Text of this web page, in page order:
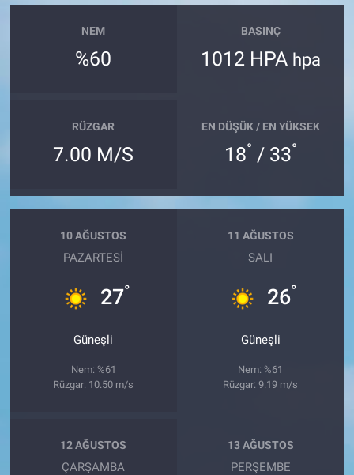
NEM
%60
BASINÇ
1012 HPA hpa
RÜZGAR
7.00 M/S
EN DÜŞÜK / EN YÜKSEK
18° / 33°
10 AĞUSTOS
PAZARTESI
27°
Güneşli
Nem: %61
Rüzgar: 10.50 m/s
11 AĞUSTOS
SALI
26°
Güneşli
Nem: %61
Rüzgar: 9.19 m/s
12 AĞUSTOS
ÇARŞAMBA
13 AĞUSTOS
PERŞEMBE